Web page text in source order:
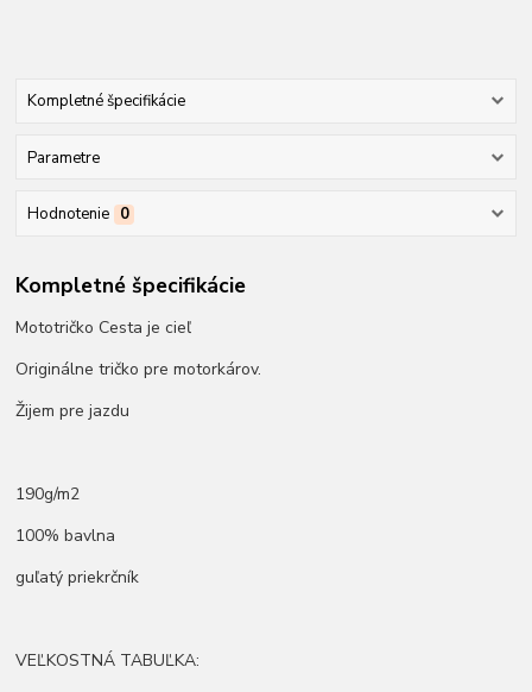
Kompletné špecifikácie
Parametre
Hodnotenie 0
Kompletné špecifikácie
Mototričko Cesta je cieľ
Originálne tričko pre motorkárov.
Žijem pre jazdu
190g/m2
100% bavlna
guľatý priekrčník
VEĽKOSTNÁ TABUĽKA: